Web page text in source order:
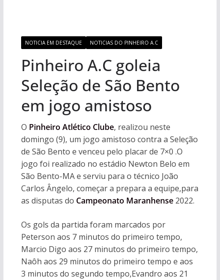
NOTICIA EM DESTAQUE NOTICIAS DO PINHEIRO A.C
Pinheiro A.C goleia
Seleção de São Bento
em jogo amistoso
O Pinheiro Atlético Clube, realizou neste
domingo (9), um jogo amistoso contra a Seleção
de São Bento e venceu pelo placar de 7×0 .O
jogo foi realizado no estádio Newton Belo em
São Bento-MA e serviu para o técnico João
Carlos Ângelo, começar a prepara a equipe,para
as disputas do Campeonato Maranhense2022.
Os gols da partida foram marcados por
Peterson aos 7 minutos do primeiro tempo,
Marcio Digo aos 27 minutos do primeiro tempo,
Naôh aos 29 minutos do primeiro tempo e aos
3 minutos do segundo tempo,Evandro aos 21